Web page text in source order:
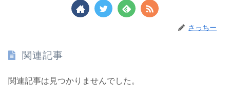
さっちー
関連記事
関連記事は見つかりませんでした。